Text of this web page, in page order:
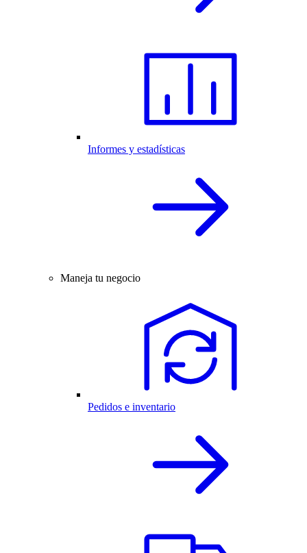
Informes y estadísticas
Maneja tu negocio
Pedidos e inventario